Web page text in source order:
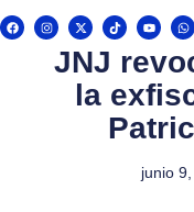
F
a
c
I
n
s
X
-
t
w
i
t
e
T
i
k
Y
o
u
t
u
b
e
W
h
a
t
s
p
p
JNJ
la
junio